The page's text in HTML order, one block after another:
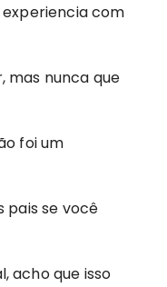
com
mas nunca que
foi um
pais se você
acho que isso